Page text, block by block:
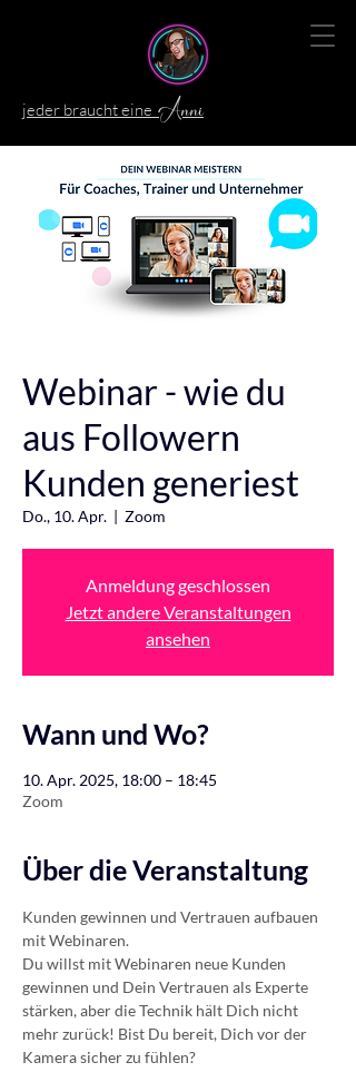
jeder braucht eineAnni
Webinar - wie du
aus Followern
Kunden generiest
Do., 10. Apr.
  |
Zoom
Anmeldung geschlossen
Jetzt andere Veranstaltungen
ansehen
Wann und Wo?
10. Apr. 2025, 18:00 – 18:45
Zoom
Über die Veranstaltung
Kunden gewinnen und Vertrauen aufbauen
mit Webinaren.
Du willst mit Webinaren neue Kunden
gewinnen und Dein Vertrauen als Experte
stärken, aber die Technik hält Dich nicht
mehr zurück! Bist Du bereit, Dich vor der
Kamera sicher zu fühlen?